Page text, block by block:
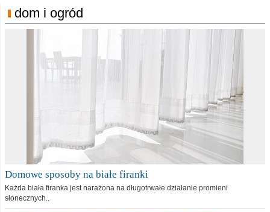
dom i ogród
Domowe sposoby na białe firanki
Każda biała firanka jest narażona na długotrwałe działanie promieni
słonecznych..